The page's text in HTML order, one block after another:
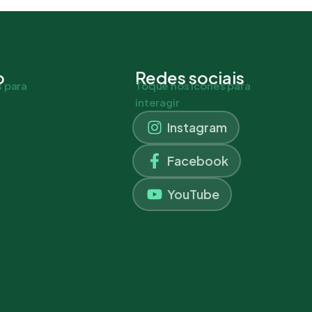
para
Redes sociais
Toque nos ícones para
interagir
Instagram
Facebook
YouTube